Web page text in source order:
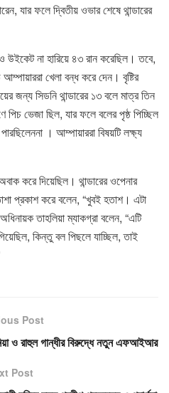
যার ফলে দ্বিতীয় ওভার শেষে থান্ডারের
না হারিয়ে ৪৩ রান করেছিল। তবে,
খেলা বন্ধ করে দেন। বৃষ্টির
জন্য সিডনি থান্ডারের ১৩ বলে মাত্র তিন
পিচ ভেজা ছিল, যার ফলে বলের পৃষ্ঠ পিচ্ছিল
। আম্পায়াররা বিষয়টি লক্ষ্য
করে দিয়েছিল। থান্ডারের ওপেনার
প্রকাশ করে বলেন, “খুবই হতাশ। এটা
তাহলিয়া ম্যাকগ্রা বলেন, “এটি
কিন্তু বল পিছলে যাচ্ছিল, তাই
Post
ও রাহুল গান্ধীর বিরুদ্ধে নতুন এফআইআর
Post